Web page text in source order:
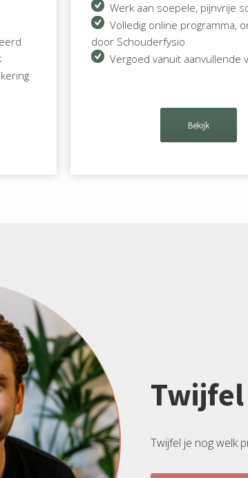
Werk aan soepele, pijnvrije
Volledig online programma,
door Schouderfysio
Vergoed vanuit aanvullende
Bekijk
Twijfel
Twijfel je nog welk